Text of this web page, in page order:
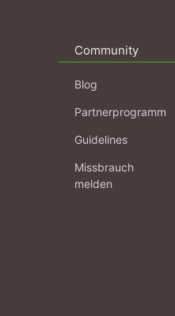
Community
Blog
Partnerprogramm
Guidelines
Missbrauch
melden